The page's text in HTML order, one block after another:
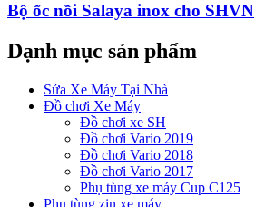
Bộ ốc nồi Salaya inox cho SHVN
Dạnh mục sản phẩm
Sửa Xe Máy Tại Nhà
Đồ chơi Xe Máy
Đồ chơi xe SH
Đồ chơi Vario 2019
Đồ chơi Vario 2018
Đồ chơi Vario 2017
Phụ tùng xe máy Cup C125